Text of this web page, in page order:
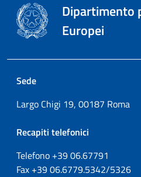
Dipartimento
Europei
Sede
Largo Chigi 19, 00187 Roma
Recapiti telefonici
Telefono +3906.67791
Fax +3906.6779.5342/5326